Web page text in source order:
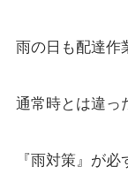
雨の日も配達作
通常時とは違っ
『雨対策』が